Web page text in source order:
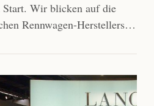
Wir blicken auf die
Rennwagen-Herstellers…